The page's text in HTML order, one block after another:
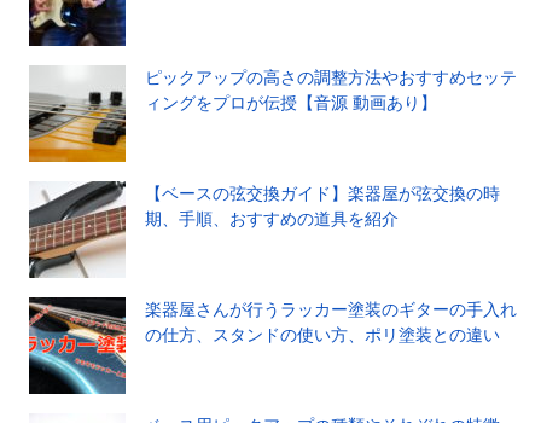
ピックアップの高さの調整方法やおすすめセッテ
ィングをプロが伝授【音源 動画あり】
【ベースの弦交換ガイド】楽器屋が弦交換の時
期、手順、おすすめの道具を紹介
楽器屋さんが行うラッカー塗装のギターの手入れ
の仕方、スタンドの使い方、ポリ塗装との違い